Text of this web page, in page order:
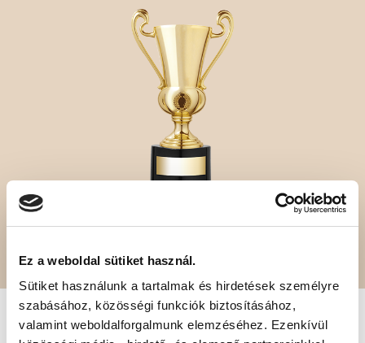
Ez a weboldal sütiket használ.
Sütiket használunk a tartalmak és hirdetések személyre
szabásához, közösségi funkciók biztosításához,
valamint weboldalforgalmunk elemzéséhez. Ezenkívül
SZPONZOROK